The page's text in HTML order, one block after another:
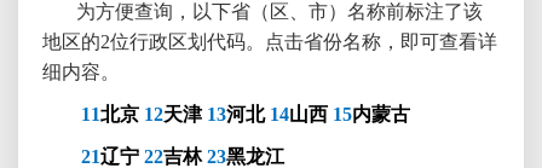
为方便查询，以下省（区、市）名称前标注了该
地区的2位行政区划代码。点击省份名称，即可查看详
细内容。
11北京 12天津13河北 14山西 15内蒙古
21辽宁 22吉林 23黑龙江